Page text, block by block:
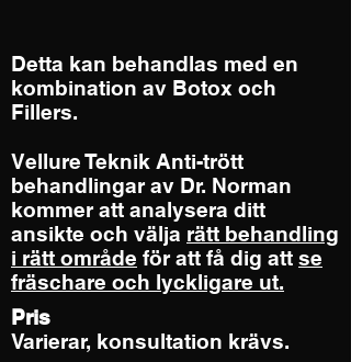
Detta kan behandlas med en
kombination av Botox och
Fillers.
Vellure Teknik Anti-trött
behandlingar av Dr. Norman
kommer att analysera ditt
ansikte och välja rätt behandling
i rätt område för att få dig att se
fräschare och lyckligare ut.
Pris
Varierar, konsultation krävs.